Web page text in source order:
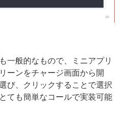
一般的なもので、ミニアプリ
ーンをチャージ画面から開
び、クリックすることで選択
ても簡単なコールで実装可能